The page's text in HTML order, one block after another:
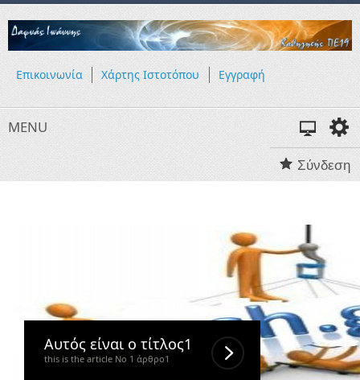
Επικοινωνία Χάρτης Ιστοτόπου Εγγραφή
MENU
Σύνδεση
Αυτός είναι ο τίτλος1
this is the article No 1 άρθρο1